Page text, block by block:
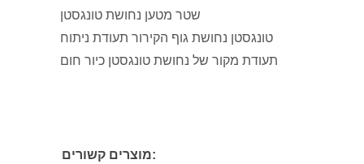
שטר מטען נחושת טונגסטן
טונגסטן נחושת גוף הקירור תעודת ניתוח
תעודת מקור של נחושת טונגסטן כיור חום
מוצרים קשורים: